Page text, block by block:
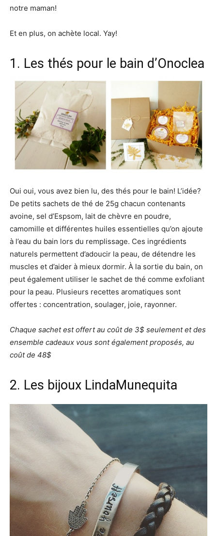
notre maman!
Et en plus, on achète local. Yay!
1. Les thés pour le bain d’Onoclea
Oui oui, vous avez bien lu, des thés pour le bain! L’idée?
De petits sachets de thé de 25g chacun contenants
avoine, sel d’Espsom, lait de chèvre en poudre,
camomille et différentes huiles essentielles qu’on ajoute
à l’eau du bain lors du remplissage. Ces ingrédients
naturels permettent d’adoucir la peau, de détendre les
muscles et d’aider à mieux dormir. À la sortie du bain, on
peut également utiliser le sachet de thé comme exfoliant
pour la peau. Plusieurs recettes aromatiques sont
offertes : concentration, soulager, joie, rayonner.
Chaque sachet est offert au coût de 3$ seulement et des
ensemble cadeaux vous sont également proposés, au
coût de 48$
2. Les bijoux LindaMunequita